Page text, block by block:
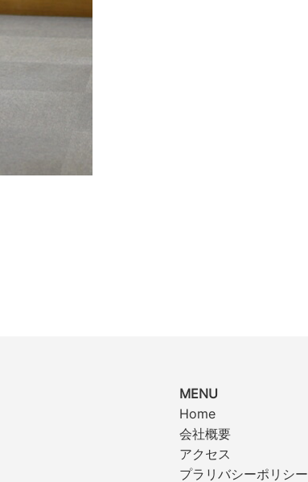
MENU
Home
会社概要
アクセス
プラリバシーポリシー